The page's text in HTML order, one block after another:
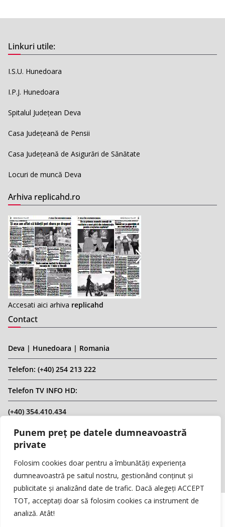
Punem preț pe datele dumneavoastră
private
Folosim cookies doar pentru a îmbunătăți experiența
dumneavoastră pe saitul nostru, gestionând conținut și
publicitate și analizând date de trafic. Dacă alegeți ACCEPT
TOT, acceptați doar să folosim cookies ca instrument de
analiză. Atât!
Linkuri utile:
I.S.U. Hunedoara
I.P.J. Hunedoara
Spitalul Județean Deva
Casa Județeană de Pensii
Casa Județeană de Asigurări de Sănătate
Locuri de muncă Deva
Arhiva replicahd.ro
Accesati aici arhiva replicahd
Contact
Deva | Hunedoara | Romania
Telefon: (+40) 254 213 222
Telefon TV INFO HD:
(+40) 354.410.434
Email: infohd20@gmail.com
Website: www.replicahd.ro